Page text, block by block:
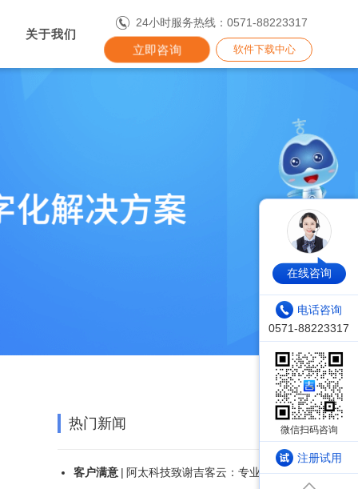
关于我们
24小时服务热线：0571-88223317
立即咨询 软件下载中心
在线咨询
电话咨询
注册试用
热门新闻
客户满意 |
阿太科技致谢吉客云：专业实施服务，助力仓储管理效能革新